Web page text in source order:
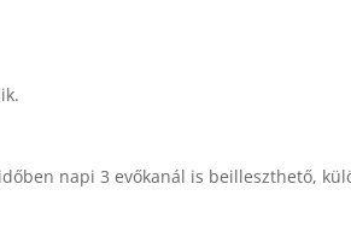
napi 3 evőkanál is beilleszthető,